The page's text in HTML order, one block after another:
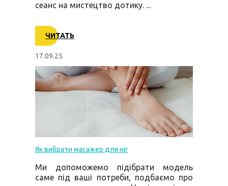
сеанс на мистецтво дотику. ...
ЧИТАТЬ
17.09.25
Як вибрати масажер для ніг
Ми допоможемо підібрати модель
саме під ваші потреби, подбаємо про